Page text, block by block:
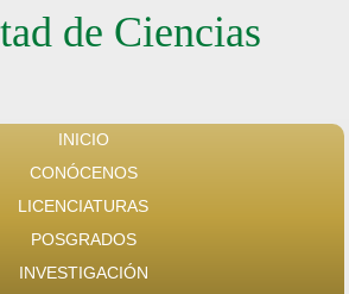
de Ciencias
INICIO
CONÓCENOS
LICENCIATURAS
POSGRADOS
INVESTIGACIÓN